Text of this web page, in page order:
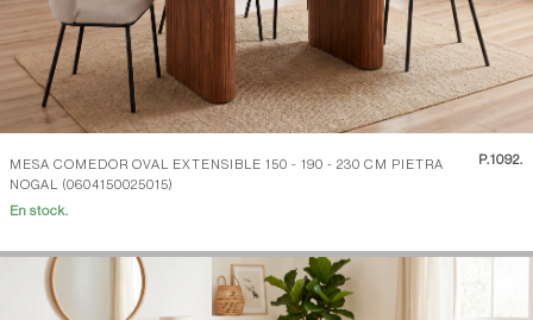
MESA COMEDOR OVAL EXTENSIBLE 150 - 190 - 230 CM PIETRA
NOGAL (0604150025015)
P.1092.
En stock.